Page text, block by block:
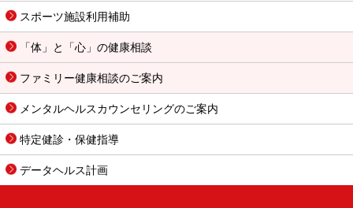
スポーツ施設利用補助
「体」と「心」の健康相談
ファミリー健康相談のご案内
メンタルヘルスカウンセリングのご案内
特定健診・保健指導
データヘルス計画